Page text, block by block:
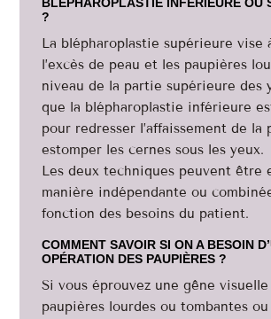
?
La blépharoplastie supérieure vise
l’excès de peau et les paupières
niveau de la partie supérieure des
que la blépharoplastie inférieure
pour redresser l’affaissement de la
estomper les cernes sous les yeux.
Les deux techniques peuvent être
manière indépendante ou
fonction des besoins du patient.
COMMENT SAVOIR SI ON A BESOIN
OPÉRATION DES PAUPIÈRES ?
Si vous éprouvez une gêne
paupières lourdes ou tombantes